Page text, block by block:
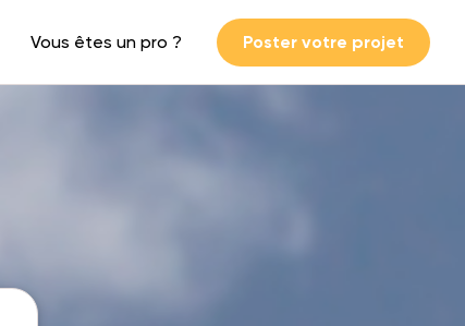
Vous êtes un pro ? Poster votre projet